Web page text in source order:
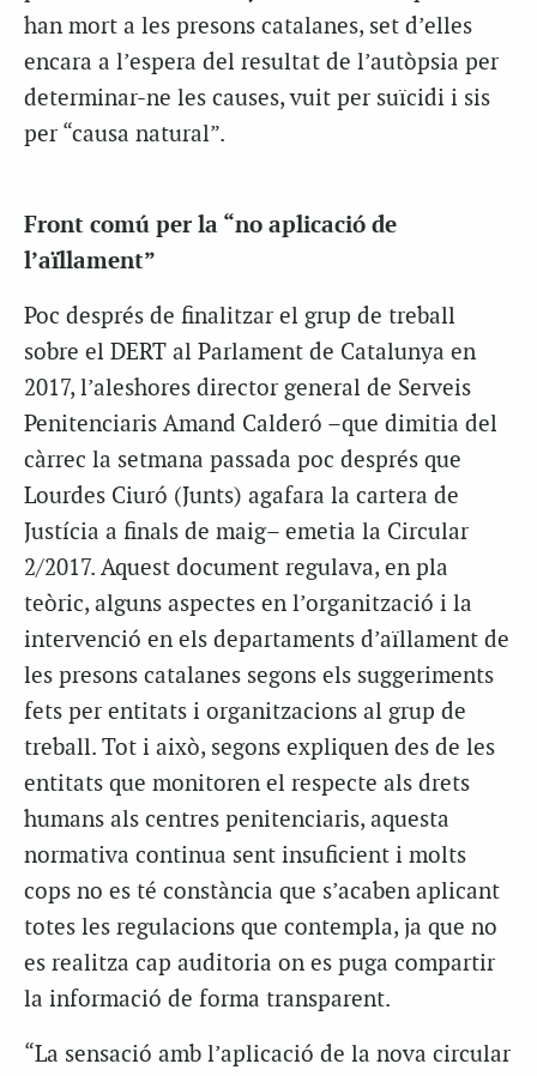
han mort a les presons catalanes, set d’elles
encara a l’espera del resultat de l’autòpsia per
determinar-ne les causes, vuit per suïcidi i sis
per “causa natural”.
Front comú per la “no aplicació de
l’aïllament”
Poc després de finalitzar el grup de treball
sobre el DERT al Parlament de Catalunya en
2017, l’aleshores director general de Serveis
Penitenciaris Amand Calderó –que dimitia del
càrrec la setmana passada poc després que
Lourdes Ciuró (Junts) agafara la cartera de
Justícia a finals de maig– emetia la Circular
2/2017. Aquest document regulava, en pla
teòric, alguns aspectes en l’organització i la
intervenció en els departaments d’aïllament de
les presons catalanes segons els suggeriments
fets per entitats i organitzacions al grup de
treball. Tot i això, segons expliquen des de les
entitats que monitoren el respecte als drets
humans als centres penitenciaris, aquesta
normativa continua sent insuficient i molts
cops no es té constància que s’acaben aplicant
totes les regulacions que contempla, ja que no
es realitza cap auditoria on es puga compartir
la informació de forma transparent.
“La sensació amb l’aplicació de la nova circular